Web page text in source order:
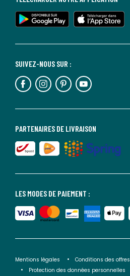
LES MODES DE PAIEMENT :
PARTENAIRES DE LIVRAISON
SUIVEZ-NOUS SUR :
Mentions légales Conditions des offres
Protection des données personnelles